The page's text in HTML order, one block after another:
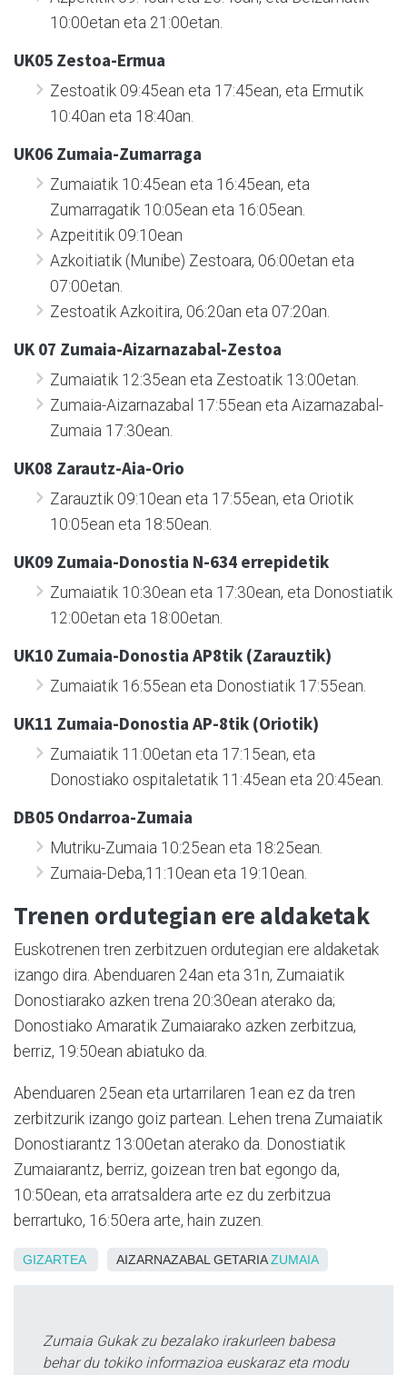
10:00etan eta 21:00etan.
UK05 Zestoa-Ermua
Zestoatik 09:45ean eta 17:45ean, eta Ermutik
10:40an eta 18:40an.
UK06 Zumaia-Zumarraga
Zumaiatik 10:45ean eta 16:45ean, eta
Zumarragatik 10:05ean eta 16:05ean.
Azpeititik 09:10ean
Azkoitiatik (Munibe) Zestoara, 06:00etan eta
07:00etan.
Zestoatik Azkoitira, 06:20an eta 07:20an.
UK 07 Zumaia-Aizarnazabal-Zestoa
Zumaiatik 12:35ean eta Zestoatik 13:00etan.
Zumaia-Aizarnazabal 17:55ean eta Aizarnazabal-
Zumaia 17:30ean.
UK08 Zarautz-Aia-Orio
Zarauztik 09:10ean eta 17:55ean, eta Oriotik
10:05ean eta 18:50ean.
UK09 Zumaia-Donostia N-634 errepidetik
Zumaiatik 10:30ean eta 17:30ean, eta Donostiatik
12:00etan eta 18:00etan.
UK10 Zumaia-Donostia AP8tik (Zarauztik)
Zumaiatik 16:55ean eta Donostiatik 17:55ean.
UK11 Zumaia-Donostia AP-8tik (Oriotik)
Zumaiatik 11:00etan eta 17:15ean, eta
Donostiako ospitaletatik 11:45ean eta 20:45ean.
DB05 Ondarroa-Zumaia
Mutriku-Zumaia 10:25ean eta 18:25ean.
Zumaia-Deba,11:10ean eta 19:10ean.
Trenen ordutegian ere aldaketak
Euskotrenen tren zerbitzuen ordutegian ere aldaketak
izango dira. Abenduaren 24an eta 31n, Zumaiatik
Donostiarako azken trena 20:30ean aterako da;
Donostiako Amaratik Zumaiarako azken zerbitzua,
berriz, 19:50ean abiatuko da.
Abenduaren 25ean eta urtarrilaren 1ean ez da tren
zerbitzurik izango goiz partean. Lehen trena Zumaiatik
Donostiarantz 13:00etan aterako da. Donostiatik
Zumaiarantz, berriz, goizean tren bat egongo da,
10:50ean, eta arratsaldera arte ez du zerbitzua
berrartuko, 16:50era arte, hain zuzen.
GIZARTEA AIZARNAZABAL GETARIAZUMAIA
Zumaia Gukak zu bezalako irakurleen babesa
behar du tokiko informazioa euskaraz eta modu